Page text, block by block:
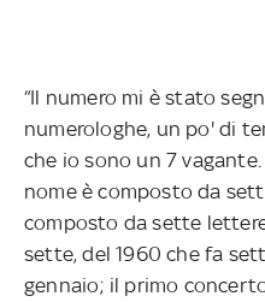
“Il numero mi è stato
numerologhe, un po' di
che io sono un 7
nome è composto da
composto da sette
sette, del 1960 che fa
gennaio; il primo